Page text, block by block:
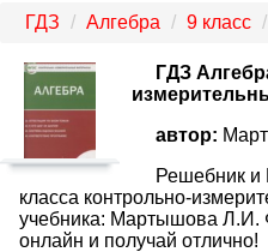
ГДЗ Алгебра 9 класс
ГДЗ
автор:
Решебник и
класса контрольно-
учебника: Мартышова
онлайн и получай отлично!